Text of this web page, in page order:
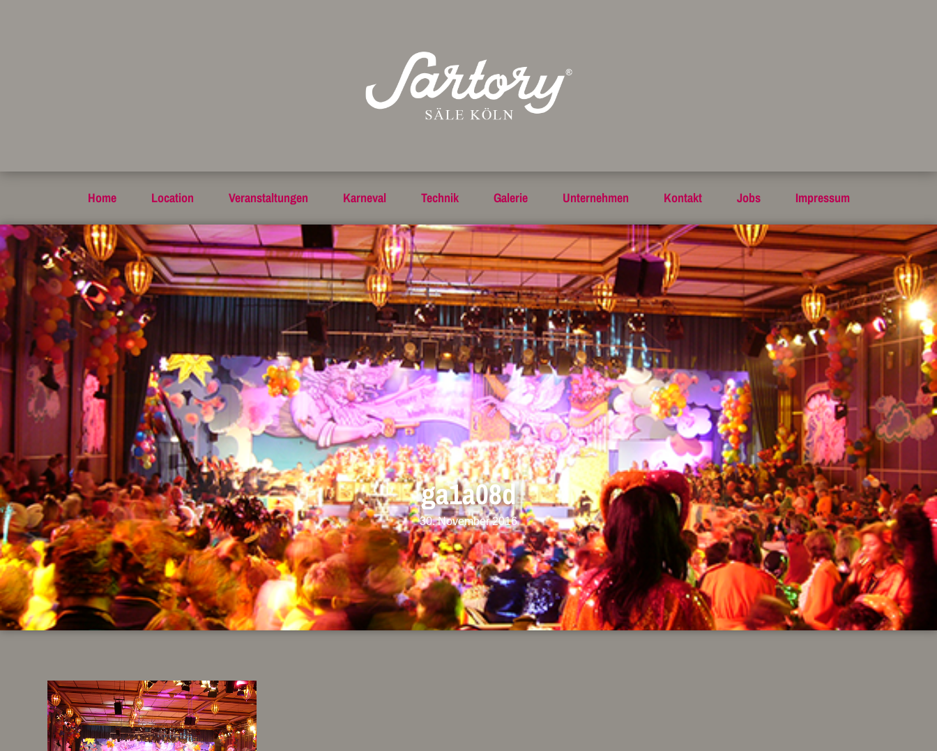
Home Location Veranstaltungen Karneval Technik Galerie Unternehmen Kontakt Jobs Impressum
ga1a08d
30. November 2016